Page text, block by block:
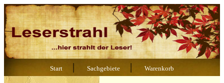
Start | Sachgebiete | Warenkorb